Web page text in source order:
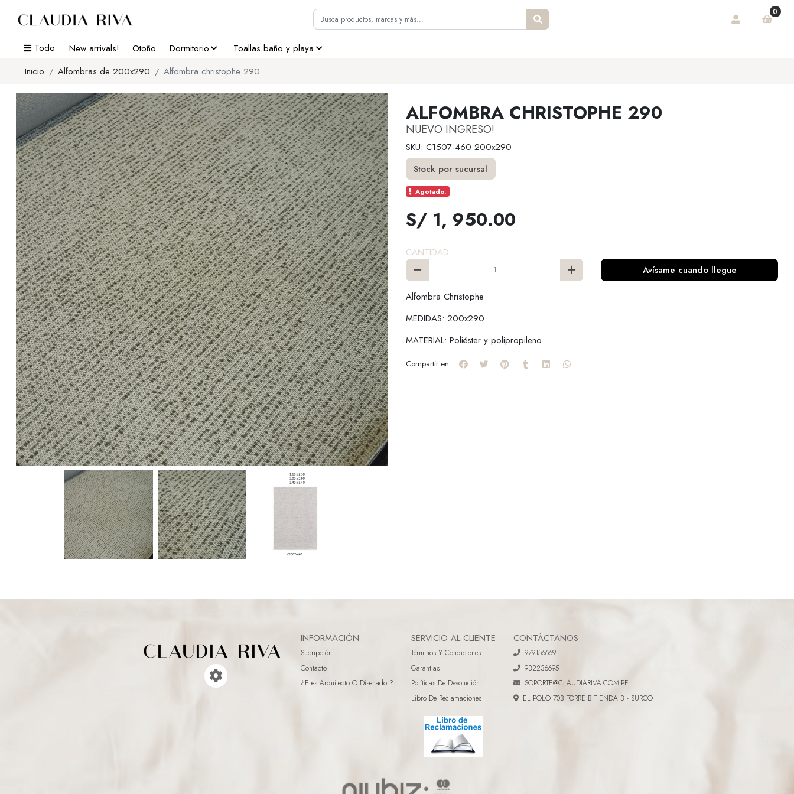
0
Todo New arrivals! Otoño Dormitorio
Toallas baño y playa
Inicio
Alfombras de 200x290 Alfombra christophe 290
ALFOMBRA CHRISTOPHE 290
NUEVO INGRESO!
SKU: C1507-460 200x290
Stock por sucursal
Agotado.
S/ 1, 950.00
CANTIDAD
Avísame cuando llegue
Alfombra Christophe
MEDIDAS: 200x290
MATERIAL: Poliéster y polipropileno
Compartir en:
INFORMACIÓN
Sucripción
Contacto
¿eres Arquitecto O Diseñador?
SERVICIO AL CLIENTE
Términos Y Condiciones
Garantias
Políticas De Devolución
Libro De Reclamaciones
CONTÁCTANOS
979156669
932236695
SOPORTE@CLAUDIARIVA.COM.PE
EL POLO 703 TORRE B TIENDA 3 - SURCO